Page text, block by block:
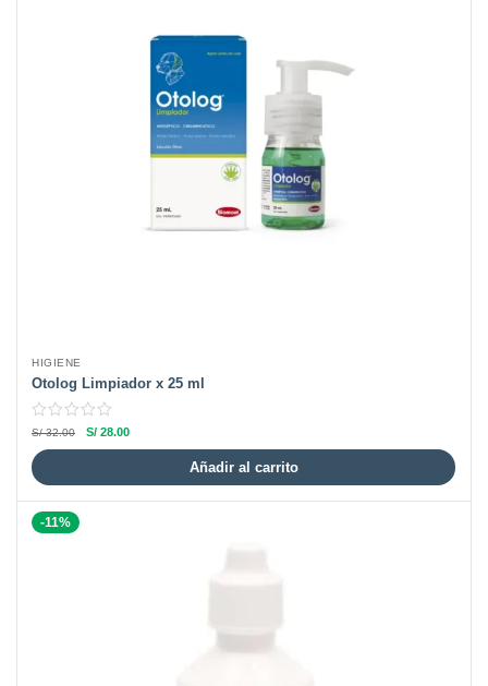
HIGIENE
Otolog Limpiador x 25 ml
S/32.00 S/ 28.00
Añadir al carrito
-11%